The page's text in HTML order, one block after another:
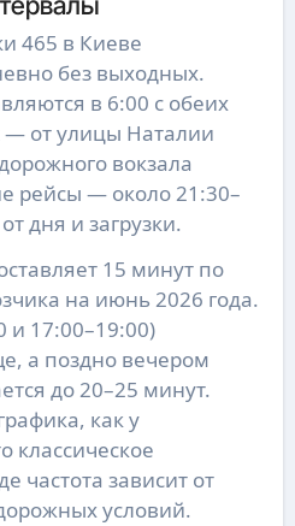
465 в Киеве
без выходных.
в 6:00 с обеих
— от улицы Наталии
вокзала
рейсы — около 21:30–
дня и загрузки.
15 минут по
на июнь 2026 года.
и 17:00–19:00)
а поздно вечером
до 20–25 минут.
как у
классическое
частота зависит от
условий.